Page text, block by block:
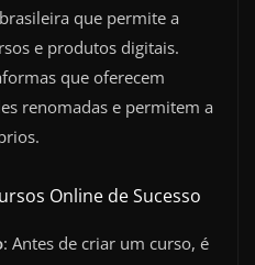
que permite a
e produtos digitais.
que oferecem
renomadas e permitem a
Online de Sucesso
: Antes de criar um curso, é